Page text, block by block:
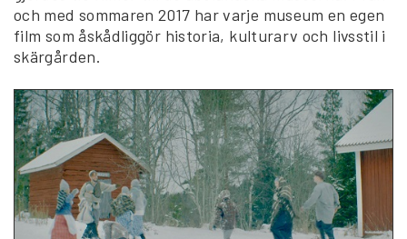
och med sommaren 2017 har varje museum en egen
film som åskådliggör historia, kulturarv och livsstil i
skärgården.